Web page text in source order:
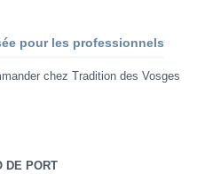
pour les professionnels
chez Tradition des Vosges
DE PORT